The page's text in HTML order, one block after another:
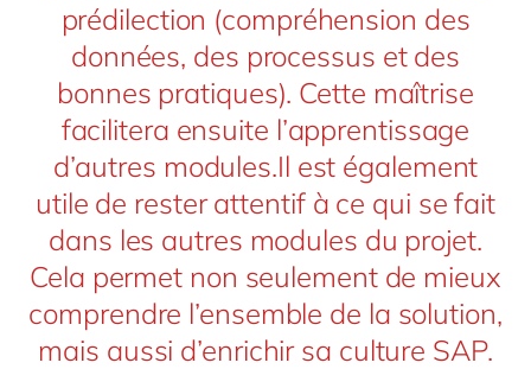
prédilection (compréhension des
données, des processus et des
bonnes pratiques). Cette maîtrise
facilitera ensuite l’apprentissage
d’autres modules.Il est également
utile de rester attentif à ce qui se fait
dans les autres modules du projet.
Cela permet non seulement de mieux
comprendre l’ensemble de la solution,
mais aussi d’enrichir sa culture SAP.